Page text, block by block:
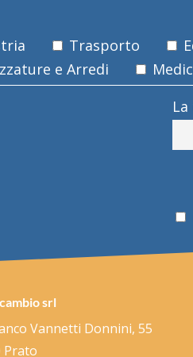
Trasporto
e Arredi
srl
Vannetti Donnini, 55
Prato